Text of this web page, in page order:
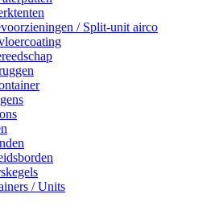
/ Split-unit airco
/ Units